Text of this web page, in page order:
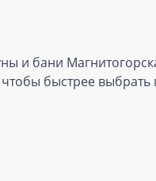
и бани
быстрее